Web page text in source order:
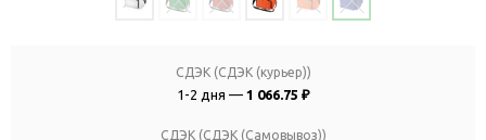
СДЭК (СДЭК (курьер))
1-2 дня — 1 066.75 ₽
СДЭК (СДЭК (Самовывоз))